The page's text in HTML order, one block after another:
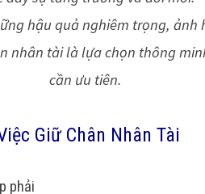
hậu quả nghiêm trọng, ảnh
nhân tài là lựa chọn thông
cần ưu tiên.
Giữ Chân Nhân Tài
phải